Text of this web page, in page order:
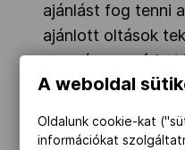
ajánlást fog tenni
ajánlott oltások
eseményen
szakágban 26
rajthoz állni;
egészségügyi
A weboldal
Oldalunk cookie-kat
információkat